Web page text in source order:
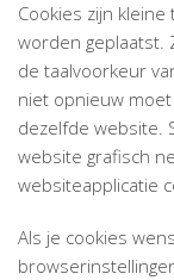
Cookies zijn
worden geplaatst.
de taalvoorkeur
niet opnieuw
dezelfde website.
website grafisch
websiteapplicatie
Als je cookies